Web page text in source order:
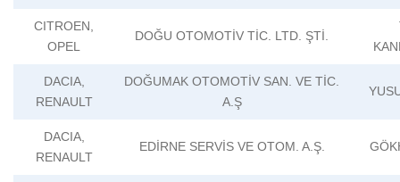
CITROEN,
OPEL
DOĞU OTOMOTİV TİC. LTD. ŞTİ.
DACIA,
RENAULT
DOĞUMAK OTOMOTİV SAN. VE TİC.
A.Ş
DACIA,
RENAULT
EDİRNE SERVİS VE OTOM. A.Ş.